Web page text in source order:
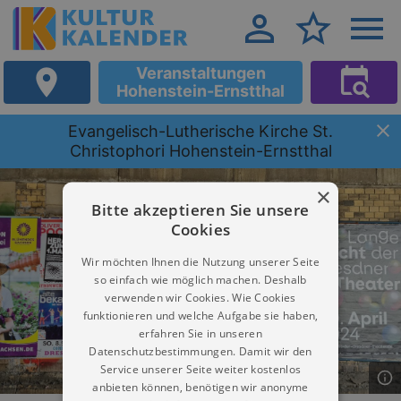
Veranstaltungen
Hohenstein-Ernstthal
Evangelisch-Lutherische Kirche St.
Christophori Hohenstein-Ernstthal
×
Bitte akzeptieren Sie unsere
Cookies
Wir möchten Ihnen die Nutzung unserer Seite
so einfach wie möglich machen. Deshalb
verwenden wir Cookies. Wie Cookies
funktionieren und welche Aufgabe sie haben,
erfahren Sie in unseren
Datenschutzbestimmungen. Damit wir den
Service unserer Seite weiter kostenlos
anbieten können, benötigen wir anonyme